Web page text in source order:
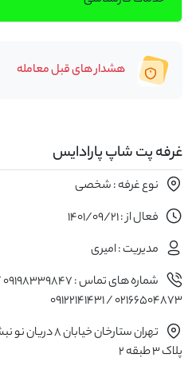
هشدار های قبل معامله
غرفه پت شاپ پارادایس
نوع غرفه : شخصی
فعال از : 1401/09/21
مدیریت : امیری
02166504873 / 09122141431
تهران ستارخان خیابان
پلاک 3 طبقه 2